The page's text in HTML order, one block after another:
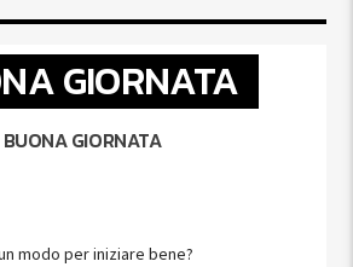
GIORNATA
BUONA GIORNATA
modo per iniziare bene?